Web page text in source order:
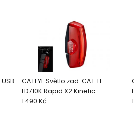
CATEYE Světlo zad. CAT TL-
LD710K Rapid X2 Kinetic
1 490 Kč